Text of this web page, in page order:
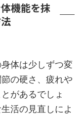
機能を抹
体は少しずつ変
の硬さ、疲れや
があるでしょ
活の見直しによ